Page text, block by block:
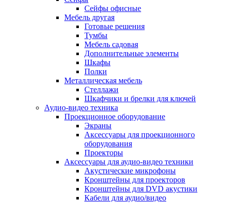
Сейфы офисные
Мебель другая
Готовые решения
Тумбы
Мебель садовая
Дополнительные элементы
Шкафы
Полки
Металлическая мебель
Стеллажи
Шкафчики и брелки для ключей
Аудио-видео техника
Проекционное оборудование
Экраны
Аксессуары для проекционного
оборудования
Проекторы
Аксессуары для аудио-видео техники
Акустические микрофоны
Кронштейны для проекторов
Кронштейны для DVD акустики
Кабели для аудио/видео